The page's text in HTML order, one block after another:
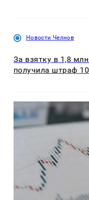
Новости Челнов
За взятку в 1,8
получила штраф